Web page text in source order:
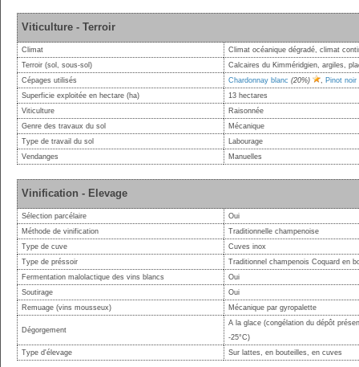
Viticulture - Terroir
Climat
Climat océanique dégradé, climat
Terroir (sol, sous-sol)
Calcaires du Kimméridgien, argiles,
Cépages utilisés
Chardonnay blanc (20%) , Pinot noir
Superficie exploitée en hectare (ha)
13 hectares
Viticulture
Raisonnée
Genre des travaux du sol
Mécanique
Type de travail du sol
Labourage
Vendanges
Manuelles
Vinification - Elevage
Sélection parcélaire
Oui
Méthode de vinification
Traditionnelle champenoise
Type de cuve
Cuves inox
Type de préssoir
Traditionnel champenois Coquard en
Fermentation malolactique des vins blancs
Oui
Soutirage
Oui
Remuage (vins mousseux)
Mécanique par gyropalette
Dégorgement
A la glace (congélation du dépôt
-25°C)
Type d'élevage
Sur lattes, en bouteilles, en cuves